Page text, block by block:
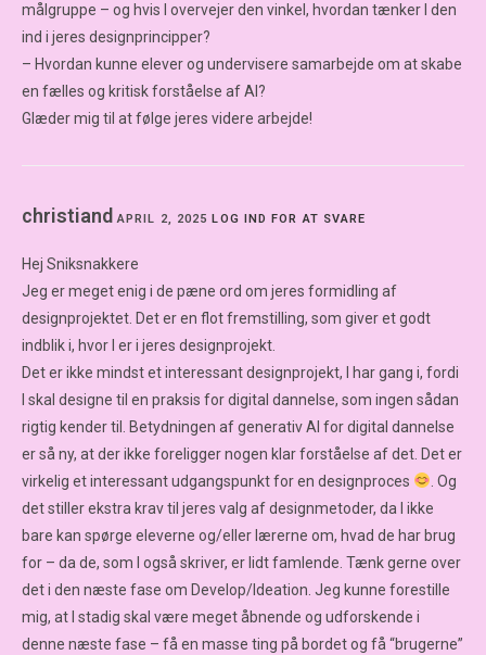
målgruppe – og hvis I overvejer den vinkel, hvordan tænker I den
ind i jeres designprincipper?
– Hvordan kunne elever og undervisere samarbejde om at skabe
en fælles og kritisk forståelse af AI?
Glæder mig til at følge jeres videre arbejde!
christiand APRIL 2, 2025 LOG IND FOR AT SVARE
Hej Sniksnakkere
Jeg er meget enig i de pæne ord om jeres formidling af
designprojektet. Det er en flot fremstilling, som giver et godt
indblik i, hvor I er i jeres designprojekt.
Det er ikke mindst et interessant designprojekt, I har gang i, fordi
I skal designe til en praksis for digital dannelse, som ingen sådan
rigtig kender til. Betydningen af generativ AI for digital dannelse
er så ny, at der ikke foreligger nogen klar forståelse af det. Det er
virkelig et interessant udgangspunkt for en designproces
. Og
det stiller ekstra krav til jeres valg af designmetoder, da I ikke
bare kan spørge eleverne og/eller lærerne om, hvad de har brug
for – da de, som I også skriver, er lidt famlende. Tænk gerne over
det i den næste fase om Develop/Ideation. Jeg kunne forestille
mig, at I stadig skal være meget åbnende og udforskende i
denne næste fase – få en masse ting på bordet og få “brugerne”